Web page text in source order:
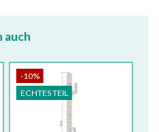
-10%
ECHTES TEIL